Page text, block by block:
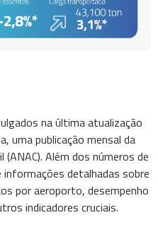
na última atualização
uma publicação mensal da
(ANAC). Além dos números de
detalhadas sobre
por aeroporto, desempenho
indicadores cruciais.